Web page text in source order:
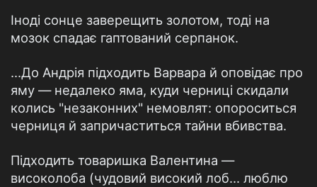
Іноді сонце заверещить золотом, тоді на
мозок спадає гаптований серпанок.
...До Андрія підходить Варвара й оповідає про
яму — недалеко яма, куди черниці скидали
колись "незаконних" немовлят: опороситься
черниця й запричаститься тайни вбивства.
Підходить товаришка Валентина —
високолоба (чудовий високий лоб... люблю